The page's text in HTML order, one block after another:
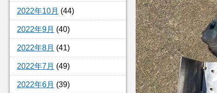
2022年10月 (44)
2022年9月 (40)
2022年8月 (41)
2022年7月 (49)
2022年6月 (39)